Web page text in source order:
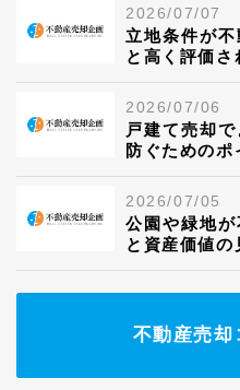
2026/07/07
立地条件が
と高く評価
2026/07/06
戸建て売却
防ぐためのポ
2026/07/05
公園や緑地
と資産価値の
不動産売却